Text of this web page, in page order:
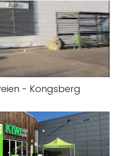
- Kongsberg